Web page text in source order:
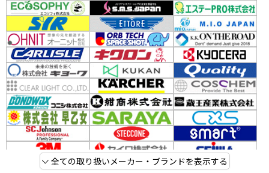
全ての取り扱いメーカー・ブランドを表示する